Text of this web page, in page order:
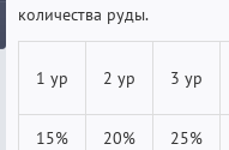
количества руды.
1 ур 2 ур 3 ур
15% 20% 25%